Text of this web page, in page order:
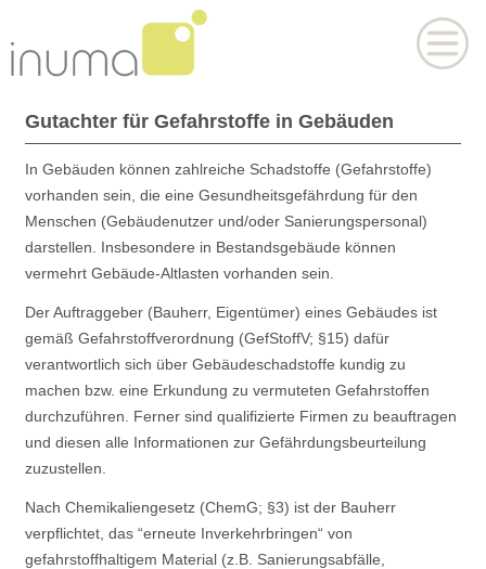
Gutachter für Gefahrstoffe in Gebäuden
In Gebäuden können zahlreiche Schadstoffe (Gefahrstoffe)
vorhanden sein, die eine Gesundheitsgefährdung für den
Menschen (Gebäudenutzer und/oder Sanierungspersonal)
darstellen. Insbesondere in Bestandsgebäude können
vermehrt Gebäude-Altlasten vorhanden sein.
Der Auftraggeber (Bauherr, Eigentümer) eines Gebäudes ist
gemäß Gefahrstoffverordnung (GefStoffV; §15) dafür
verantwortlich sich über Gebäudeschadstoffe kundig zu
machen bzw. eine Erkundung zu vermuteten Gefahrstoffen
durchzuführen. Ferner sind qualifizierte Firmen zu beauftragen
und diesen alle Informationen zur Gefährdungsbeurteilung
zuzustellen.
Nach Chemikaliengesetz (ChemG; §3) ist der Bauherr
verpflichtet, das “erneute Inverkehrbringen“ von
gefahrstoffhaltigem Material (z.B. Sanierungsabfälle,